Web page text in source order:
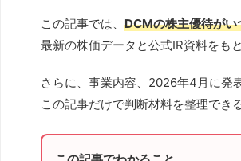
この記事では、 DCMの株主優待がい
最新の株価データと公式IR資料をも
さらに、事業内容、2026年4月に発
この記事だけで判断材料を整理でき